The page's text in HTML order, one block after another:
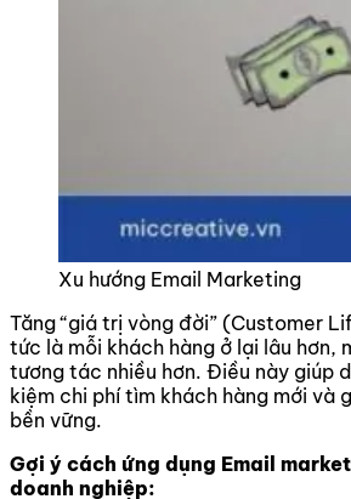
Xu hướng Email Marketing
Tăng “giá trị vòng đời” (Customer
tức là mỗi khách hàng ở lại lâu hơn,
tương tác nhiều hơn. Điều này giúp
kiệm chi phí tìm khách hàng mới và
bền vững.
Gợi ý cách ứng dụng Email
doanh nghiệp: